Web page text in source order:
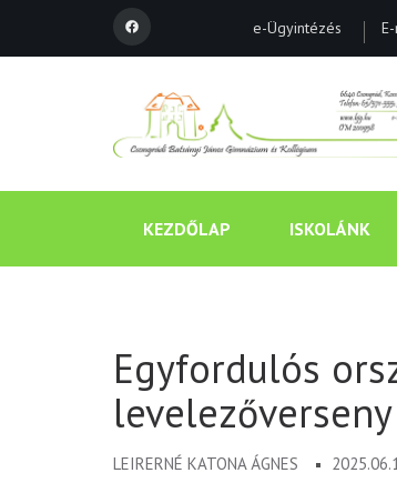
e-Ügyintézés
KEZDŐLAP ISKOLÁNK
Egyfordulós
levelezőverseny
LEIRERNÉ KATONA ÁGNES